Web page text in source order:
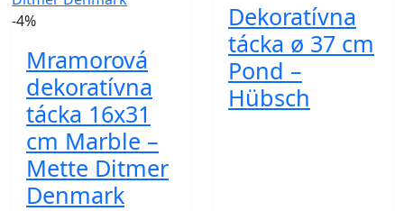
-4%
Mramorová
dekoratívna
tácka 16x31
cm Marble –
Mette Ditmer
Denmark
Dekoratívna
tácka ø 37 cm
Pond –
Hübsch